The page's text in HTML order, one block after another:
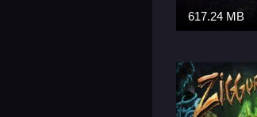
617.24 MB